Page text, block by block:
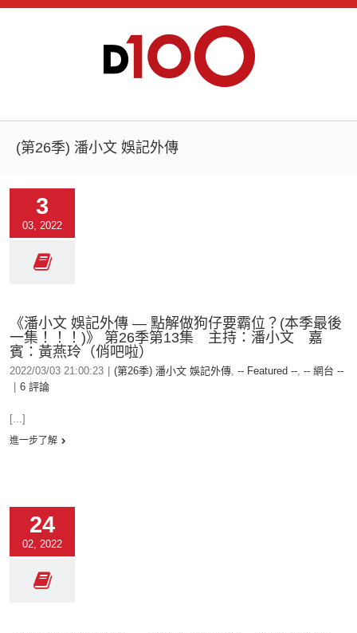
(第26季) 潘小文 娛記外傳
3
03, 2022
《潘小文 娛記外傳 — 點解做狗仔要霸位？(本季最後
一集！！！)》 第26季第13集 主持：潘小文 嘉
賓：黃燕玲（俏吧啦）
2022/03/03 21:00:23 (第26季) 潘小文 娛記外傳, -- Featured --, -- 網台 --
6 評論
[...]
進一步了解
24
02, 2022